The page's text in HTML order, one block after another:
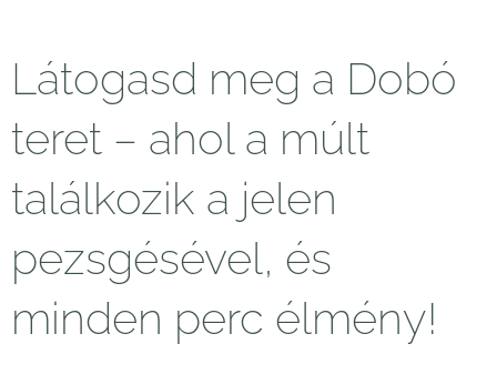
Látogasd meg a Dobó
teret – ahol a múlt
találkozik a jelen
pezsgésével, és
minden perc élmény!